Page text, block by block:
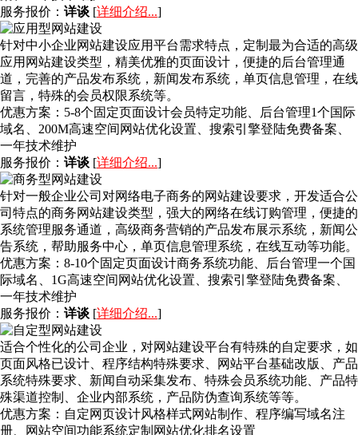
服务报价： 详谈 [详细介绍...]
针对中小企业网站建设应用平台需求特点，定制最为合适的高级
应用网站建设类型，精美优雅的页面设计，便捷的后台管理通
道，完善的产品发布系统，新闻发布系统，单页信息管理，在线
留言，特殊的会员权限系统等。
优惠方案： 5-8个固定页面设计会员特定功能、后台管理1个国际
域名、200M高速空间网站优化设置、搜索引擎登陆免费备案、
一年技术维护
服务报价： 详谈 [详细介绍...]
针对一般企业公司对网络电子商务的网站建设要求，开发适合公
司特点的商务网站建设类型，强大的网络在线订购管理，便捷的
系统管理服务通道，高级商务营销的产品发布展示系统，新闻公
告系统，帮助服务中心，单页信息管理系统，在线互动等功能。
优惠方案： 8-10个固定页面设计商务系统功能、后台管理一个国
际域名、1G高速空间网站优化设置、搜索引擎登陆免费备案、
一年技术维护
服务报价： 详谈 [详细介绍...]
适合个性化的公司企业，对网站建设平台有特殊的自定要求，如
页面风格已设计、程序结构特殊要求、网站平台基础改版、产品
系统特殊要求、新闻自动采集发布、特殊会员系统功能、产品特
殊渠道控制、企业内部系统，产品防伪查询系统等等。
优惠方案： 自定网页设计风格样式网站制作、程序编写域名注
册、网站空间功能系统定制网站优化排名设置